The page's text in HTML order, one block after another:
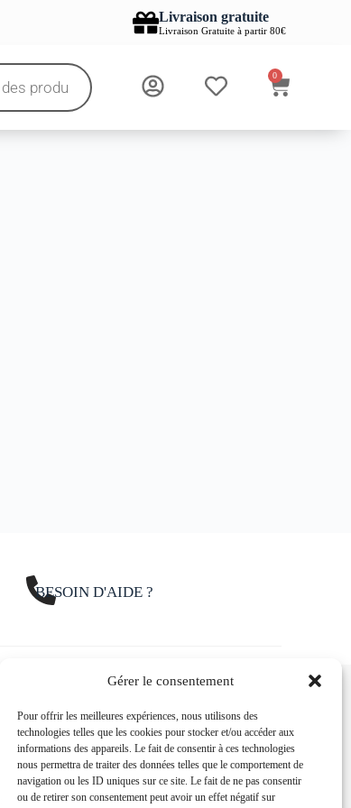
Gérer le consentement
Pour offrir les meilleures expériences, nous utilisons des
technologies telles que les cookies pour stocker et/ou accéder aux
informations des appareils. Le fait de consentir à ces technologies
nous permettra de traiter des données telles que le comportement de
navigation ou les ID uniques sur ce site. Le fait de ne pas consentir
ou de retirer son consentement peut avoir un effet négatif sur
Livraison gratuite
Livraison Gratuite à partir 80€
0
BESOIN D'AIDE ?
Suivez-nous sur nos
réseaux sociaux 24h/24